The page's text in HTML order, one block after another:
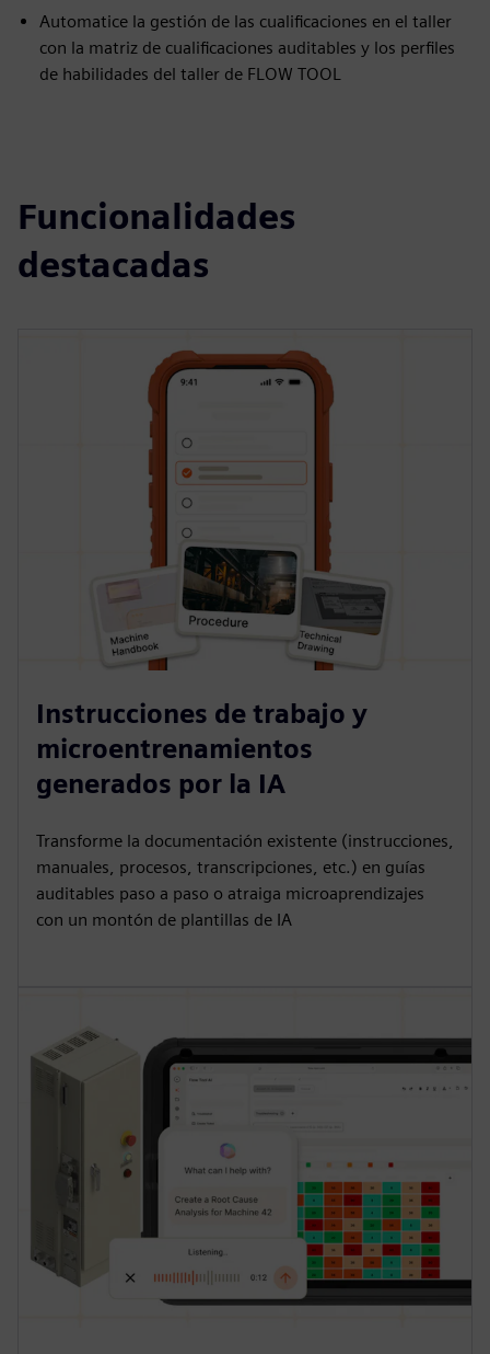
Automatice la gestión de las cualificaciones en el taller
con la matriz de cualificaciones auditables y los perfiles
de habilidades del taller de FLOW TOOL
Funcionalidades
destacadas
Instrucciones de trabajo y
microentrenamientos
generados por la IA
Transforme la documentación existente (instrucciones,
manuales, procesos, transcripciones, etc.) en guías
auditables paso a paso o atraiga microaprendizajes
con un montón de plantillas de IA